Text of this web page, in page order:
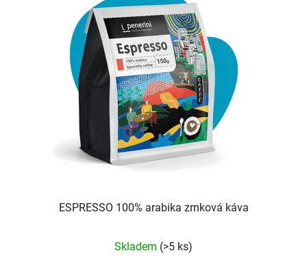
ESPRESSO 100% arabika zrnková káva
hodnocení
Skladem (>5 ks)